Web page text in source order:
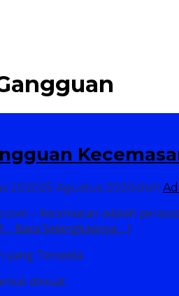
202025 Agustus 2020oleh
– Kecemasan adalah
[… Baca Selengkapnya …]
yang Tersedia.
dimuat.